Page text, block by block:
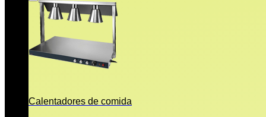
Calentadores de comida